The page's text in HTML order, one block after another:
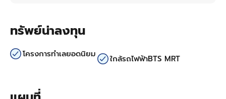
ทรัพย์น่าลงทุน
โครงการทำเลยอดนิยม ใกล้รถไฟฟ้าBTS MRT